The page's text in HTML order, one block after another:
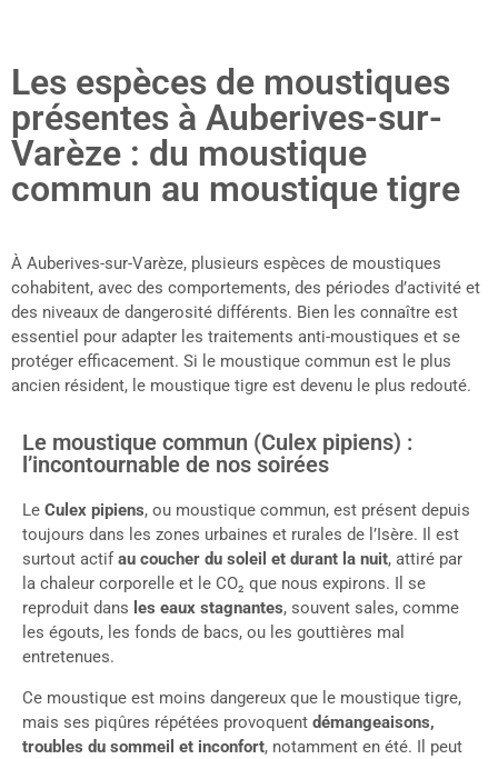
Les espèces de moustiques
présentes à Auberives-sur-
Varèze : du moustique
commun au moustique tigre
À Auberives-sur-Varèze, plusieurs espèces de moustiques
cohabitent, avec des comportements, des périodes d’activité et
des niveaux de dangerosité différents. Bien les connaître est
essentiel pour adapter les traitements anti-moustiques et se
protéger efficacement. Si le moustique commun est le plus
ancien résident, le moustique tigre est devenu le plus redouté.
Le moustique commun (Culex pipiens) :
l’incontournable de nos soirées
Le Culex pipiens, ou moustique commun, est présent depuis
toujours dans les zones urbaines et rurales de l’Isère. Il est
surtout actif au coucher du soleil et durant la nuit, attiré par
la chaleur corporelle et le CO₂ que nous expirons. Il se
reproduit dans les eaux stagnantes, souvent sales, comme
les égouts, les fonds de bacs, ou les gouttières mal
entretenues.
Ce moustique est moins dangereux que le moustique tigre,
mais ses piqûres répétées provoquent démangeaisons,
troubles du sommeil et inconfort, notamment en été. Il peut